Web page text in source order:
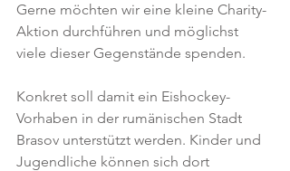
Gerne möchten wir eine kleine Charity-
Aktion durchführen und möglichst
viele dieser Gegenstände spenden.
Konkret soll damit ein Eishockey-
Vorhaben in der rumänischen Stadt
Brasov unterstützt werden. Kinder und
Jugendliche können sich dort